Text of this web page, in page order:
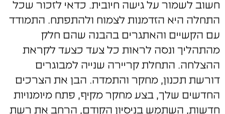
חשוב לשמור על גישה חיובית. כדאי לזכור שכל
התחלה היא הזדמנות לצמוח ולהתפתח. התמודד
עם הקשיים והאתגרים בהבנה שהם חלק
מהתהליך ונסה לראות כל צעד כצעד לקראת
ההצלחה. התחלת קריירה שנייה למבוגרים
דורשת תכנון, מחקר והתמדה. הבן את הצרכים
החדשים שלך, בצע מחקר מקיף, פתח מיומנויות
חדשות, השתמש בניסיון הקודם, הרחב את רשת